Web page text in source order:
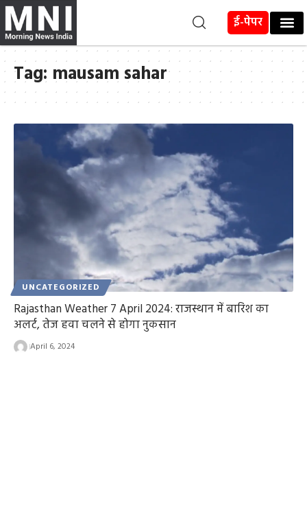
ई-पेपर
Tag: mausam sahar
UNCATEGORIZED
Rajasthan Weather 7 April 2024: राजस्थान में बारिश का
अलर्ट, तेज हवा चलने से होगा नुकसान
April 6, 2024